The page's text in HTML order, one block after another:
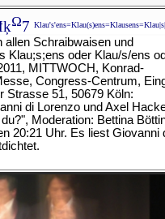
Ω7
Schraibwaisen und
Klau;s;ens oder Klau/s/ens
MITTWOCH, Konrad-
Congress-Centrum,
Strasse 51, 50679 Köln:
di Lorenzo und Axel
Moderation: Bettina
20:21 Uhr. Es liest Giovanni